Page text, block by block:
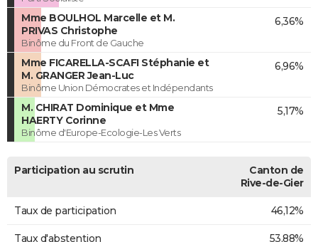
Mme BOULHOL Marcelle et M.
PRIVAS Christophe
Binôme du Front de Gauche
6,36%
Mme FICARELLA-SCAFI Stéphanie et
M. GRANGER Jean-Luc
Binôme Union Démocrates et Indépendants
6,96%
M. CHIRAT Dominique et Mme
HAERTY Corinne
Binôme d'Europe-Ecologie-Les Verts
5,17%
Participation au scrutin
Canton de
Rive-de-Gier
Taux de participation 46,12%
Taux d'abstention 53,88%